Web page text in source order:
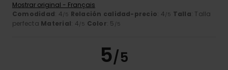
Mostrar original - Français
Comodidad: 4/5 Relación calidad-precio: 4/5 Talla: Talla
perfecta Material: 4/5 Color: 5 /5
5/5